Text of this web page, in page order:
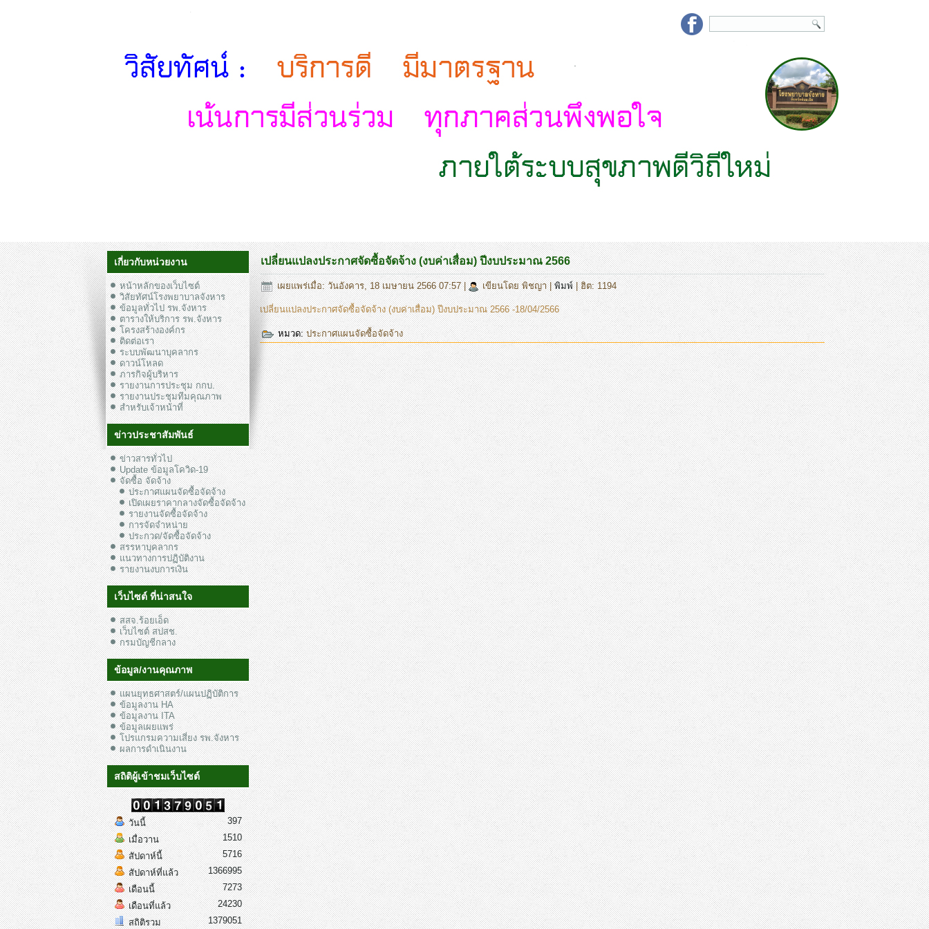
.
เกี่ยวกับหน่วยงาน
หน้าหลักของเว็บไซต์
วิสัยทัศน์โรงพยาบาลจังหาร
ข้อมูลทั่วไป รพ.จังหาร
ตารางให้บริการ รพ.จังหาร
โครงสร้างองค์กร
ติดต่อเรา
ระบบพัฒนาบุคลากร
ดาวน์โหลด
ภารกิจผู้บริหาร
รายงานการประชุม กกบ.
รายงานประชุมทีมคุณภาพ
สำหรับเจ้าหน้าที่
ข่าวประชาสัมพันธ์
ข่าวสารทั่วไป
Update ข้อมูลโควิด-19
จัดซื้อ จัดจ้าง
ประกาศแผนจัดซื้อจัดจ้าง
เปิดเผยราคากลางจัดซื้อจัดจ้าง
รายงานจัดซื้อจัดจ้าง
การจัดจำหน่าย
ประกวด/จัดซื้อจัดจ้าง
สรรหาบุคลากร
แนวทางการปฏิบัติงาน
รายงานงบการเงิน
เว็บไซต์ ที่น่าสนใจ
สสจ.ร้อยเอ็ด
เว็บไซต์ สปสช.
กรมบัญชีกลาง
ข้อมูล/งานคุณภาพ
แผนยุทธศาสตร์/แผนปฏิบัติการ
ข้อมูลงาน HA
ข้อมูลงาน ITA
ข้อมูลเผยแพร่
โปรแกรมความเสี่ยง รพ.จังหาร
ผลการดำเนินงาน
สถิติผู้เข้าชมเว็บไซต์
วันนี้
เมื่อวาน
สัปดาห์นี้
สัปดาห์ที่แล้ว
เดือนนี้
เดือนที่แล้ว
สถิติรวม
397
1510
5716
1366995
7273
24230
1379051
เปลี่ยนแปลงประกาศจัดซื้อจัดจ้าง (งบค่าเสื่อม) ปีงบประมาณ 2566
เผยแพร่เมื่อ: วันอังคาร, 18 เมษายน 2566 07:57| เขียนโดย พิชญา|พิมพ์| ฮิต: 1194
เปลี่ยนแปลงประกาศจัดซื้อจัดจ้าง (งบค่าเสื่อม) ปีงบประมาณ 2566 -18/04/2566
หมวด:ประกาศแผนจัดซื้อจัดจ้าง